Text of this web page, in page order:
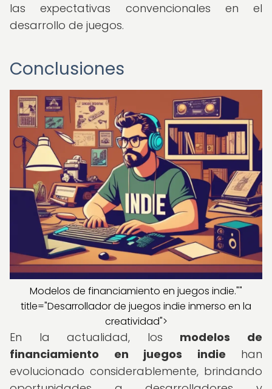
las expectativas convencionales en el
desarrollo de juegos.
Conclusiones
Modelos de financiamiento en juegos indie.""
title="Desarrollador de juegos indie inmerso en la
creatividad">
En la actualidad, los modelos de
financiamiento en juegos indie han
evolucionado considerablemente, brindando